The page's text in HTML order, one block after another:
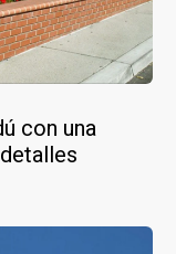
con una